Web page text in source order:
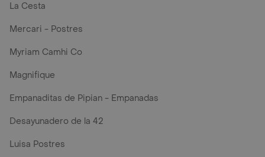
La Cesta
Mercari - Postres
Myriam Camhi Co
Magnifique
Empanaditas de Pipian - Empanadas
Desayunadero de la 42
Luisa Postres